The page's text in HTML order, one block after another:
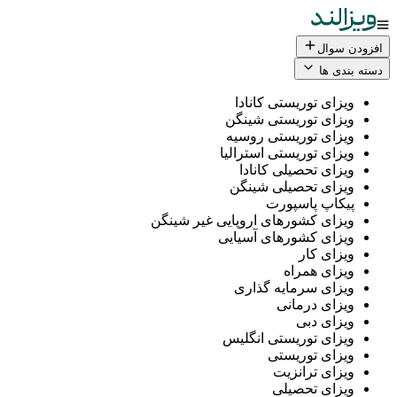
افزودن سوال
دسته بندی ها
ویزای توریستی کانادا
ویزای توریستی شینگن
ویزای توریستی روسیه
ویزای توریستی استرالیا
ویزای تحصیلی کانادا
ویزای تحصیلی شینگن
پیکاپ پاسپورت
ویزای کشورهای اروپایی غیر شینگن
ویزای کشورهای آسیایی
ویزای کار
ویزای همراه
ویزای سرمایه گذاری
ویزای درمانی
ویزای دبی
ویزای توریستی انگلیس
ویزای توریستی
ویزای ترانزیت
ویزای تحصیلی